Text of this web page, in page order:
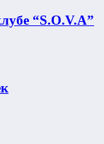
“S.O.V.A”